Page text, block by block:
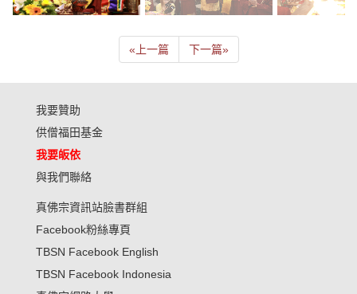
« 上一篇 下一篇»
我要贊助
供僧福田基金
我要皈依
與我們聯絡
真佛宗資訊站臉書群組
Facebook粉絲專頁
TBSN Facebook English
TBSN Facebook Indonesia